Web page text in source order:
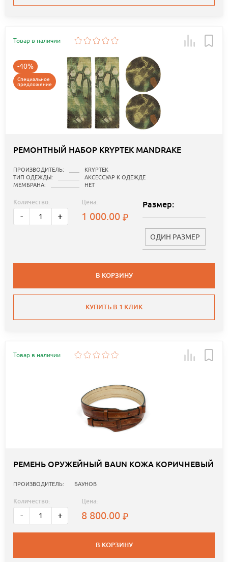
Товар в наличии
-40%
Специальное
предложение
РЕМОНТНЫЙ НАБОР KRYPTEK MANDRAKE
ПРОИЗВОДИТЕЛЬ:
KRYPTEK
ТИП ОДЕЖДЫ:
АКСЕССУАР К ОДЕЖДЕ
МЕМБРАНА:
НЕТ
Количество:
- +
Цена:
1 000.00
Размер:
ОДИН РАЗМЕР
В КОРЗИНУ
КУПИТЬ В 1 КЛИК
Товар в наличии
РЕМЕНЬ ОРУЖЕЙНЫЙ BAUN КОЖА КОРИЧНЕВЫЙ
ПРОИЗВОДИТЕЛЬ: БАУНОВ
Количество:
- +
Цена:
8 800.00
В КОРЗИНУ